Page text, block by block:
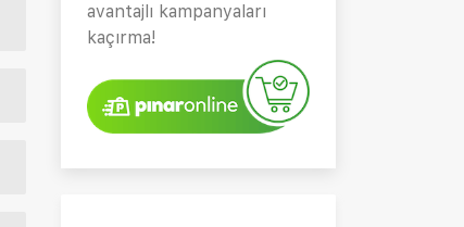
avantajlı kampanyaları
kaçırma!